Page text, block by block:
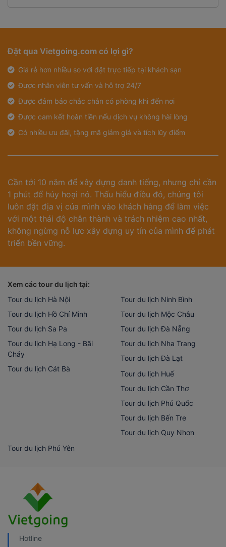
Đặt qua Vietgoing.com có lợi gì?
Giá rẻ hơn nhiều so với đặt trực tiếp tại khách sạn
Được nhân viên tư vấn và hỗ trợ 24/7
Được đảm bảo chắc chắn có phòng khi đến nơi
Được cam kết hoàn tiền nếu dịch vụ không hài lòng
Có nhiều ưu đãi, tặng mã giảm giá và tích lũy điểm
Cần tới 10 năm để xây dựng danh tiếng, nhưng chỉ cần
1 phút để hủy hoại nó. Thấu hiểu điều đó, chúng tôi
luôn đặt địa vị của mình vào khách hàng để làm việc
với một thái độ chân thành và trách nhiệm cao nhất,
không ngừng nỗ lực xây dựng uy tín của mình để phát
triển bền vững.
Xem các tour du lịch tại:
Tour du lịch Hà Nội
Tour du lịch Hồ Chí Minh
Tour du lịch Sa Pa
Tour du lịch Hạ Long - Bãi
Cháy
Tour du lịch Cát Bà
Tour du lịch Ninh Bình
Tour du lịch Mộc Châu
Tour du lịch Đà Nẵng
Tour du lịch Nha Trang
Tour du lịch Đà Lạt
Tour du lịch Huế
Tour du lịch Cần Thơ
Tour du lịch Phú Quốc
Tour du lịch Bến Tre
Tour du lịch Quy Nhơn
Tour du lịch Phú Yên
Hotline